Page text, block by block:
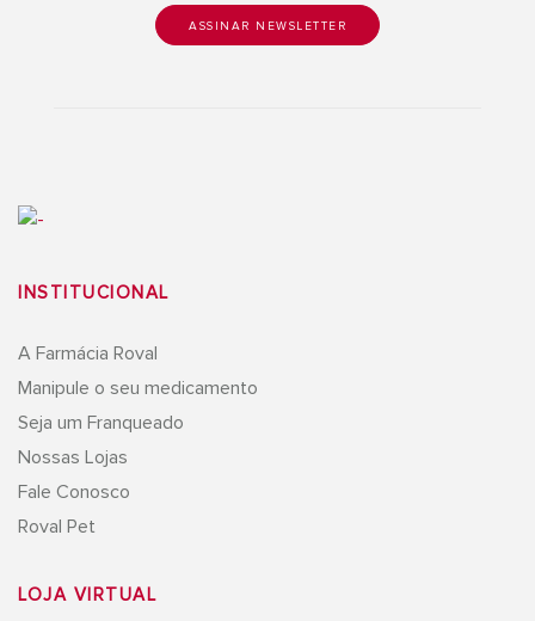
INSTITUCIONAL
A Farmácia Roval
Manipule o seu medicamento
Seja um Franqueado
Nossas Lojas
Fale Conosco
Roval Pet
LOJA VIRTUAL